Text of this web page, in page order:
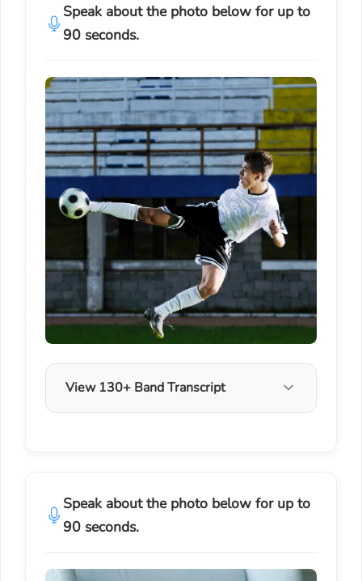
Speak about the photo below for up to
90 seconds.
View 130+ Band Transcript
Speak about the photo below for up to
90 seconds.